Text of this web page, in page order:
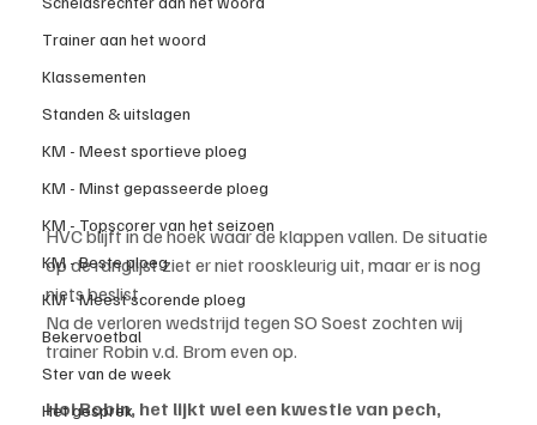
Trainer aan het woord
Klassementen
Standen & uitslagen
KM - Meest sportieve ploeg
KM - Minst gepasseerde ploeg
KM - Topscorer van het seizoen
KM - Beste ploeg
KM - Meest scorende ploeg
Bekervoetbal
Ster van de week
Het gesprek
HVC blijft in de hoek waar de klappen vallen. De situatie
op de ranglijst ziet er niet rooskleurig uit, maar er is nog
niets beslist.
Na de verloren wedstrijd tegen SO Soest zochten wij
trainer Robin v.d. Brom even op.
Hoi Robin, het lijkt wel een kwestie van pech,